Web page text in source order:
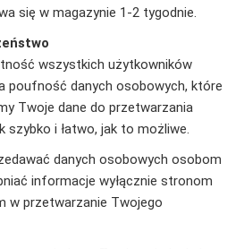
się w magazynie 1-2 tygodnie.
wszystkich użytkowników
poufność danych osobowych, które
Twoje dane do przetwarzania
i łatwo, jak to możliwe.
danych osobowych osobom
informacje wyłącznie stronom
w przetwarzanie Twojego